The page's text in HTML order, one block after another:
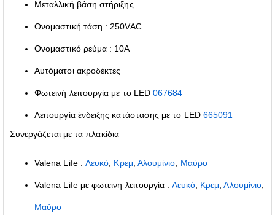
Μεταλλική βάση στήριξης
Ονομαστική τάση : 250VAC
Ονομαστικό ρεύμα : 10A
Αυτόματοι ακροδέκτες
Φωτεινή λειτουργία με το LED067684
Λειτουργία ένδειξης κατάστασης με το LED 665091
Συνεργάζεται με τα πλακίδια
Valena Life : Λευκό Κρεμ Αλουμίνιο Μαύρο
Valena Life με φωτεινη λειτουργία : Λευκό, Κρεμ ,Αλουμίνιο
Μαύρο